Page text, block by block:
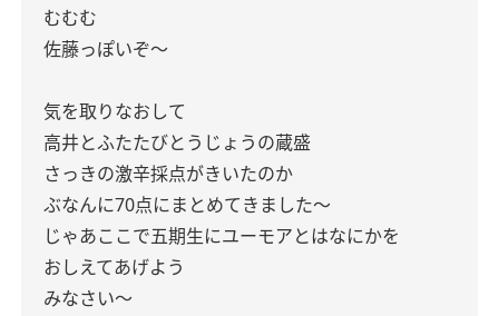
むむむ
佐藤っぽいぞ〜
気を取りなおして
高井とふたたびとうじょうの蔵盛
さっきの激辛採点がきいたのか
ぶなんに70点にまとめてきました〜
じゃあここで五期生にユーモアとはなにかを
おしえてあげよう
みなさい〜